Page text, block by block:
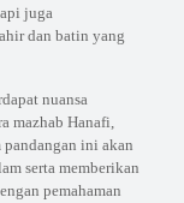
juga
dan batin yang
nuansa
mazhab Hanafi,
ini akan
serta memberikan
pemahaman